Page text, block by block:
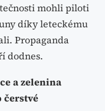
mohli piloti
díky leteckému
Propaganda
dodnes.
a zelenina
čerstvé